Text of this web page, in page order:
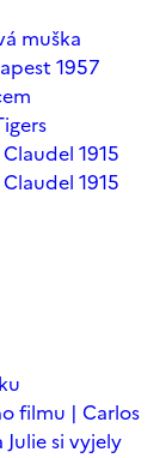
muška
1957
1915
1915
filmu | Carlos
si vyjely